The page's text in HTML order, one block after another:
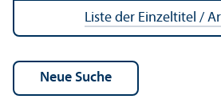
Liste der Einzeltitel /